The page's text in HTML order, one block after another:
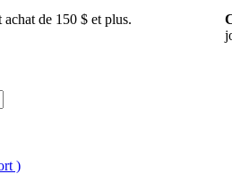
achat de 150 $ et plus.
)